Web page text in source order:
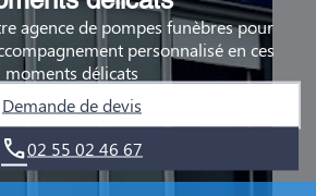
agence de pompes funèbres pour
personnalisé en ces
moments délicats
Demande de devis
02 55 02 46 67